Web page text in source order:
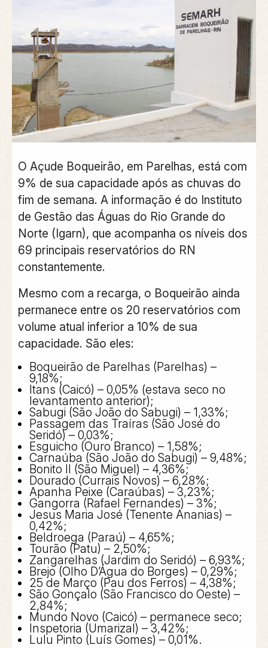
O Açude Boqueirão, em Parelhas, está com
9% de sua capacidade após as chuvas do
fim de semana. A informação é do Instituto
de Gestão das Águas do Rio Grande do
Norte (Igarn), que acompanha os níveis dos
69 principais reservatórios do RN
constantemente.
Mesmo com a recarga, o Boqueirão ainda
permanece entre os 20 reservatórios com
volume atual inferior a 10% de sua
capacidade. São eles:
Boqueirão de Parelhas (Parelhas) –
9,18%;
Itans (Caicó) – 0,05% (estava seco no
levantamento anterior);
Sabugi (São João do Sabugi) – 1,33%;
Passagem das Traíras (São José do
Seridó) – 0,03%;
Esguicho (Ouro Branco) – 1,58%;
Carnaúba (São João do Sabugi) – 9,48%;
Bonito II (São Miguel) – 4,36%;
Dourado (Currais Novos) – 6,28%;
Apanha Peixe (Caraúbas) – 3,23%;
Gangorra (Rafael Fernandes) – 3%;
Jesus Maria José (Tenente Ananias) –
0,42%;
Beldroega (Paraú) – 4,65%;
Tourão (Patu) – 2,50%;
Zangarelhas (Jardim do Seridó) – 6,93%;
Brejo (Olho D’Água do Borges) – 0,29%;
25 de Março (Pau dos Ferros) – 4,38%;
São Gonçalo (São Francisco do Oeste) –
2,84%;
Mundo Novo (Caicó) – permanece seco;
Inspetoria (Umarizal) – 3,42%;
Lulu Pinto (Luís Gomes) – 0,01%.